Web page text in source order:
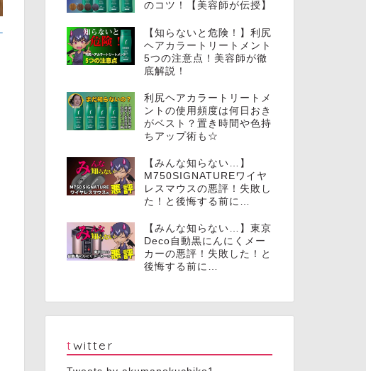
のコツ！【美容師が伝授】
【知らないと危険！】利尻
ヘアカラートリートメント
5つの注意点！美容師が徹
底解説！
利尻ヘアカラートリートメ
ントの使用頻度は何日おき
がベスト？置き時間や色持
ちアップ術も☆
【みんな知らない…】
M750SIGNATUREワイヤ
レスマウスの悪評！失敗し
た！と後悔する前に…
【みんな知らない…】東京
Deco自動黒にんにくメー
カーの悪評！失敗した！と
後悔する前に…
twitter